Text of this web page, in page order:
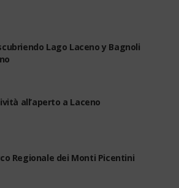
Lago Laceno y Bagnoli
all’aperto a Laceno
Regionale dei Monti Picentini